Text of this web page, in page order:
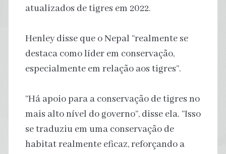
atualizados de tigres em 2022.
Henley disse que o Nepal “realmente se
destaca como líder em conservação,
especialmente em relação aos tigres”.
“Há apoio para a conservação de tigres no
mais alto nível do governo”, disse ela. “Isso
se traduziu em uma conservação de
habitat realmente eficaz, reforçando a